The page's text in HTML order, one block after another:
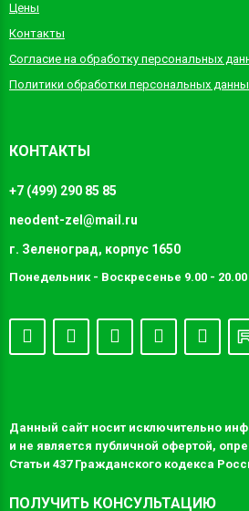
Цены
Контакты
Согласие на обработку персональных
Политики обработки персональных
КОНТАКТЫ
+7 (499) 290 85 85
neodent-zel@mail.ru
г. Зеленоград, корпус 1650
Понедельник - Воскресенье 9.00 - 20.00
Данный сайт носит исключительно
и не является публичной офертой,
Статьи 437 Гражданского кодекса
ПОЛУЧИТЬ КОНСУЛЬТАЦИЮ